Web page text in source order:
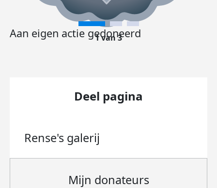
Aan eigen actie gedoneerd
1 van 3
Deel pagina
Rense's galerij
Mijn donateurs